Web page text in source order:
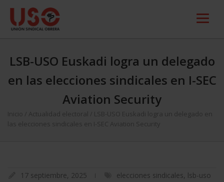
LSB-USO Euskadi logra un delegado
en las elecciones sindicales en I-SEC
Aviation Security
Inicio Actualidad electoral
LSB-USO Euskadi logra un delegado en
las elecciones sindicales en I-SEC Aviation Security
17 septiembre, 2025 elecciones sindicales, lsb-uso